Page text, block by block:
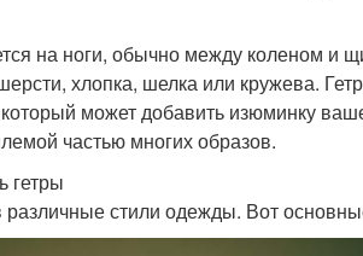
на ноги, обычно между коленом и
хлопка, шелка или кружева.
который может добавить изюминку
частью многих образов.
гетры
стили одежды. Вот